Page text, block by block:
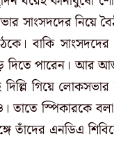
সাংসদদের নিয়ে
বাকি
দিতে পারেন। আর
গিয়ে
তাতে স্পিকারকে
তাঁদের এনডিএ